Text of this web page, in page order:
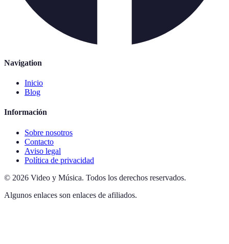
Navigation
Inicio
Blog
Información
Sobre nosotros
Contacto
Aviso legal
Política de privacidad
© 2026 Video y Música. Todos los derechos reservados.
Algunos enlaces son enlaces de afiliados.